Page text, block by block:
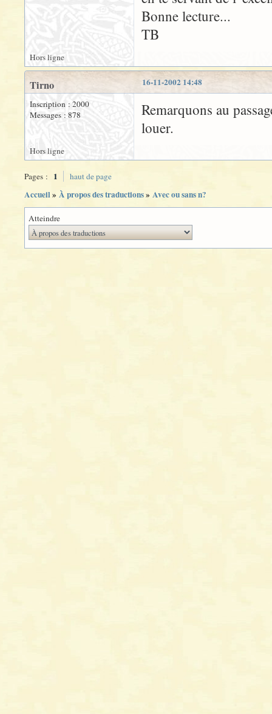
Bonne lecture...
TB
Hors ligne
16-11-2002 14:48
Tirno
Inscription : 2000
Messages : 878
Remarquons au
louer.
Hors ligne
Pages : 1 haut de page
Accueil» À propos des traductions» Avec ou sans n?
Atteindre